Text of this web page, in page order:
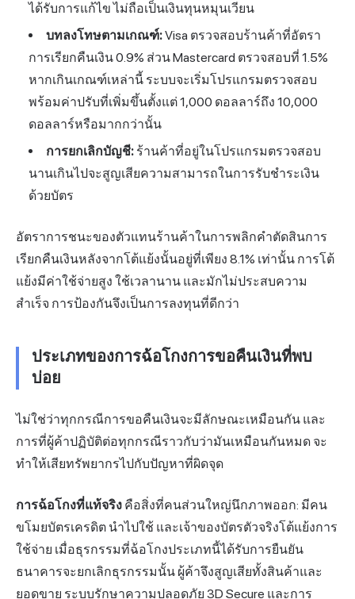
ได้รับการแก้ไข ไม่ถือเป็นเงินทุนหมุนเวียน
บทลงโทษตามเกณฑ์:Visa ตรวจสอบร้านค้าที่อัตรา
การเรียกคืนเงิน 0.9% ส่วน Mastercard ตรวจสอบที่ 1.5%
หากเกินเกณฑ์เหล่านี้ ระบบจะเริ่มโปรแกรมตรวจสอบ
พร้อมค่าปรับที่เพิ่มขึ้นตั้งแต่ 1,000 ดอลลาร์ถึง 10,000
ดอลลาร์หรือมากกว่านั้น
การยกเลิกบัญชี: ร้านค้าที่อยู่ในโปรแกรมตรวจสอบ
นานเกินไปจะสูญเสียความสามารถในการรับชำระเงิน
ด้วยบัตร
อัตราการชนะของตัวแทนร้านค้าในการพลิกคำตัดสินการ
เรียกคืนเงินหลังจากโต้แย้งนั้นอยู่ที่เพียง 8.1% เท่านั้น การโต้
แย้งมีค่าใช้จ่ายสูง ใช้เวลานาน และมักไม่ประสบความ
สำเร็จ การป้องกันจึงเป็นการลงทุนที่ดีกว่า
ประเภทของการฉ้อโกงการขอคืนเงินที่พบ
บ่อย
ไม่ใช่ว่าทุกกรณีการขอคืนเงินจะมีลักษณะเหมือนกัน และ
การที่ผู้ค้าปฏิบัติต่อทุกกรณีราวกับว่ามันเหมือนกันหมด จะ
ทำให้เสียทรัพยากรไปกับปัญหาที่ผิดจุด
การฉ้อโกงที่แท้จริง คือสิ่งที่คนส่วนใหญ่นึกภาพออก: มีคน
ขโมยบัตรเครดิต นำไปใช้ และเจ้าของบัตรตัวจริงโต้แย้งการ
ใช้จ่าย เมื่อธุรกรรมที่ฉ้อโกงประเภทนี้ได้รับการยืนยัน
ธนาคารจะยกเลิกธุรกรรมนั้น ผู้ค้าจึงสูญเสียทั้งสินค้าและ
ยอดขาย ระบบรักษาความปลอดภัย 3D Secure และการ